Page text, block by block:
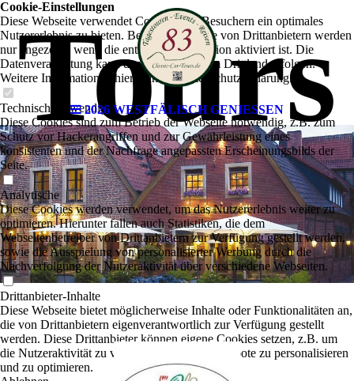
2026 WESTFÄLISCH GENIESSEN
Tours
Cookie-Einstellungen
Diese Webseite verwendet Cookies, um Besuchern ein optimales
Nutzererlebnis zu bieten. Bestimmte Inhalte von Drittanbietern werden
nur angezeigt, wenn die entsprechende Option aktiviert ist. Die
Datenverarbeitung kann dann auch in einem Drittland erfolgen.
Weitere Informationen hierzu in der Datenschutzerklärung.
Technisch notwendige
Diese Cookies sind zum Betrieb der Webseite notwendig, z.B. zum
Schutz vor Hackerangriffen und zur Gewährleistung eines
konsistenten und der Nachfrage angepassten Erscheinungsbilds der
Seite.
Analytische
Diese Cookies werden verwendet, um das Nutzererlebnis weiter zu
optimieren. Hierunter fallen auch Statistiken, die dem
Webseitenbetreiber von Drittanbietern zur Verfügung gestellt werden,
sowie die Ausspielung von personalisierter Werbung durch die
Nachverfolgung der Nutzeraktivität über verschiedene Webseiten.
Drittanbieter-Inhalte
Diese Webseite bietet möglicherweise Inhalte oder Funktionalitäten an,
die von Drittanbietern eigenverantwortlich zur Verfügung gestellt
werden. Diese Drittanbieter können eigene Cookies setzen, z.B. um
die Nutzeraktivität zu verfolgen oder ihre Angebote zu personalisieren
und zu optimieren.